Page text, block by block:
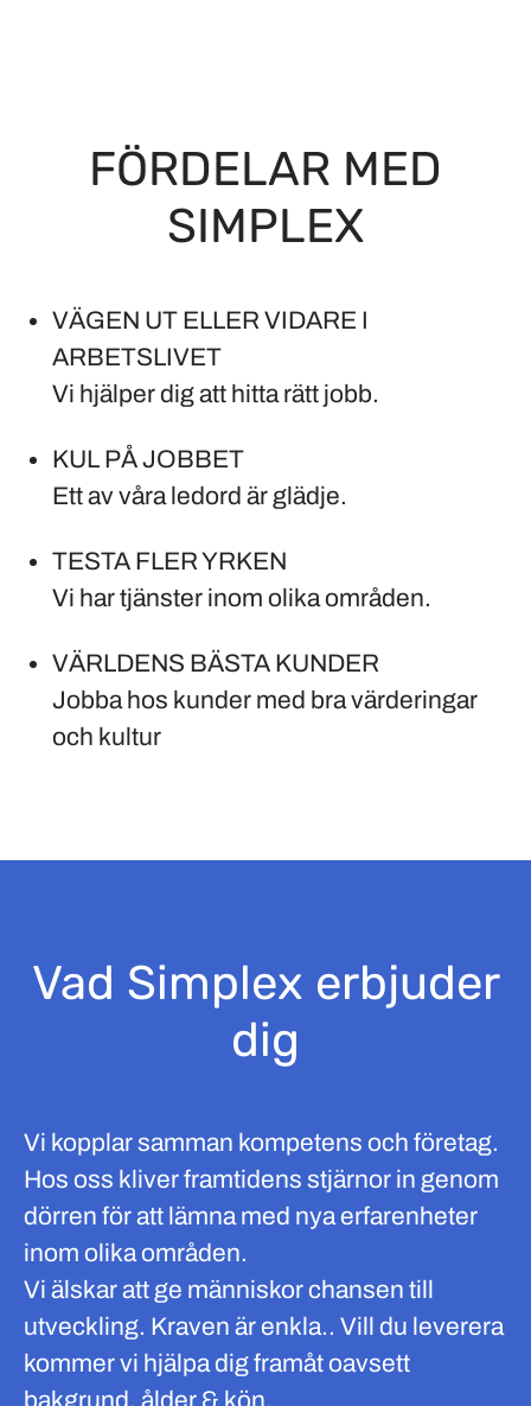
FÖRDELAR MED
SIMPLEX
VÄGEN UT ELLER VIDARE I
ARBETSLIVET
Vi hjälper dig att hitta rätt jobb.
KUL PÅ JOBBET
Ett av våra ledord är glädje.
TESTA FLER YRKEN
Vi har tjänster inom olika områden.
VÄRLDENS BÄSTA KUNDER
Jobba hos kunder med bra värderingar
och kultur
Vad Simplex erbjuder
dig
Vi kopplar samman kompetens och företag.
Hos oss kliver framtidens stjärnor in genom
dörren för att lämna med nya erfarenheter
inom olika områden.
Vi älskar att ge människor chansen till
utveckling. Kraven är enkla.. Vill du leverera
kommer vi hjälpa dig framåt oavsett
bakgrund, ålder & kön.